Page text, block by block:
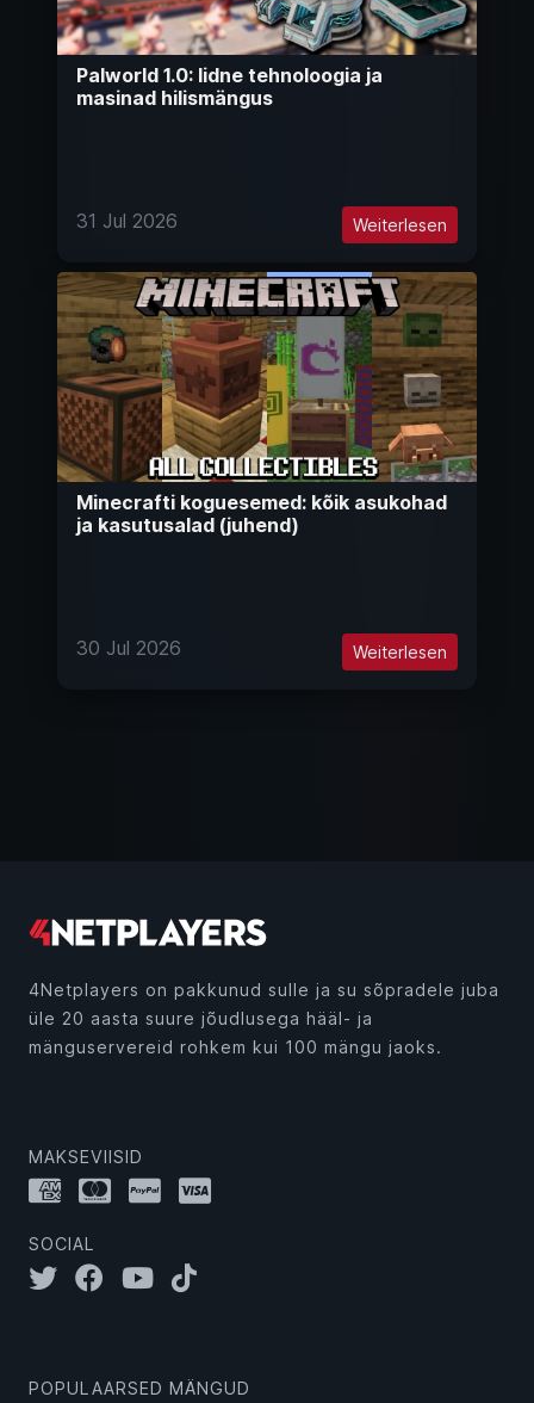
Palworld 1.0: Iidne tehnoloogia ja
masinad hilismängus
31 Jul 2026 Weiterlesen
Minecrafti koguesemed: kõik asukohad
ja kasutusalad (juhend)
30 Jul 2026 Weiterlesen
4Netplayers on pakkunud sulle ja su sõpradele juba
üle 20 aasta suure jõudlusega hääl- ja
mänguservereid rohkem kui 100 mängu jaoks.
MAKSEVIISID
SOCIAL
POPULAARSED MÄNGUD